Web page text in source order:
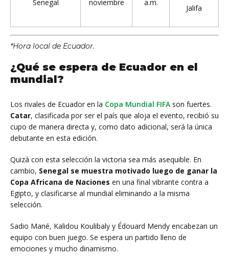
Senegal
noviembre
a.m.
Jalifa
*Hora local de Ecuador.
¿Qué se espera de Ecuador en el
mundial?
Los rivales de Ecuador en la Copa Mundial FIFA son fuertes.
Catar, clasificada por ser el país que aloja el evento, recibió su
cupo de manera directa y, como dato adicional, será la única
debutante en esta edición.
Quizá con esta selección la victoria sea más asequible. En
cambio, Senegal se muestra motivado luego de ganar la
Copa Africana de Naciones en una final vibrante contra a
Egipto, y clasificarse al mundial eliminando a la misma
selección.
Sadio Mané, Kalidou Koulibaly y Édouard Mendy encabezan un
equipo con buen juego. Se espera un partido lleno de
emociones y mucho dinamismo.